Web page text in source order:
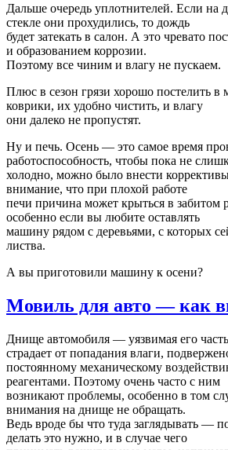
Дальше очередь уплотнителей. Если на
стекле они прохудились, то дождь
будет затекать в салон. А это чревато
и образованием коррозии.
Поэтому все чиним и влагу не пускаем.
Плюс в сезон грязи хорошо постелить
коврики, их удобно чистить, и влагу
они далеко не пропустят.
Ну и печь. Осень — это самое время
работоспособность, чтобы пока не
холодно, можно было внести
внимание, что при плохой работе
печи причина может крыться в забитом
особенно если вы любите оставлять
машину рядом с деревьями, с которых
листва.
А вы приготовили машину к осени?
Мовиль для авто — как
Днище автомобиля — уязвимая его
страдает от попадания влаги,
постоянному механическому
реагентами. Поэтому очень часто с ним
возникают проблемы, особенно в том
внимания на днище не обращать.
Ведь вроде бы что туда заглядывать —
делать это нужно, и в случае чего